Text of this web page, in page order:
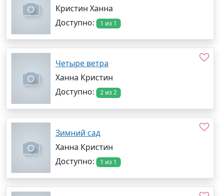
Кристин Ханна
Доступно:
1 из 1
Четыре ветра
Ханна Кристин
Доступно:
2 из 2
Зимний сад
Ханна Кристин
Доступно:
1 из 1